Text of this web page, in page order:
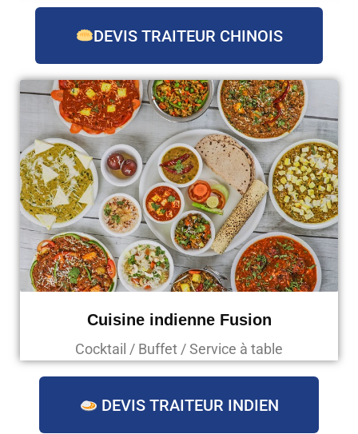
DEVIS TRAITEUR CHINOIS
Cuisine indienne Fusion
Cocktail / Buffet / Service à table
DEVIS TRAITEUR INDIEN